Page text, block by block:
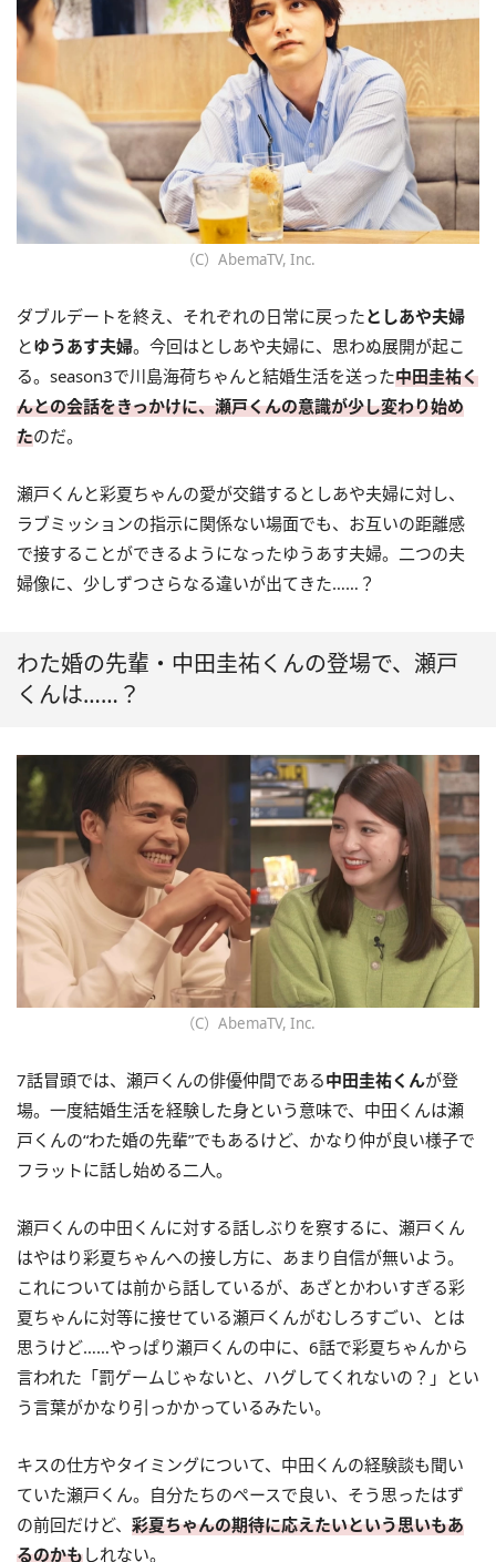
（C）AbemaTV, Inc.
ダブルデートを終え、それぞれの日常に戻ったとしあや夫婦
とゆうあす夫婦。今回はとしあや夫婦に、思わぬ展開が起こ
る。season3で川島海荷ちゃんと結婚生活を送った中田圭祐く
んとの会話をきっかけに、瀬戸くんの意識が少し変わり始め
たのだ。
瀬戸くんと彩夏ちゃんの愛が交錯するとしあや夫婦に対し、
ラブミッションの指示に関係ない場面でも、お互いの距離感
で接することができるようになったゆうあす夫婦。二つの夫
婦像に、少しずつさらなる違いが出てきた……？
わた婚の先輩・中田圭祐くんの登場で、瀬戸
くんは……？
（C）AbemaTV, Inc.
7話冒頭では、瀬戸くんの俳優仲間である中田圭祐くんが登
場。一度結婚生活を経験した身という意味で、中田くんは瀬
戸くんの“わた婚の先輩”でもあるけど、かなり仲が良い様子で
フラットに話し始める二人。
瀬戸くんの中田くんに対する話しぶりを察するに、瀬戸くん
はやはり彩夏ちゃんへの接し方に、あまり自信が無いよう。
これについては前から話しているが、あざとかわいすぎる彩
夏ちゃんに対等に接せている瀬戸くんがむしろすごい、とは
思うけど……やっぱり瀬戸くんの中に、6話で彩夏ちゃんから
言われた「罰ゲームじゃないと、ハグしてくれないの？」とい
う言葉がかなり引っかかっているみたい。
キスの仕方やタイミングについて、中田くんの経験談も聞い
ていた瀬戸くん。自分たちのペースで良い、そう思ったはず
の前回だけど、 彩夏ちゃんの期待に応えたいという思いもあ
るのかもしれない。